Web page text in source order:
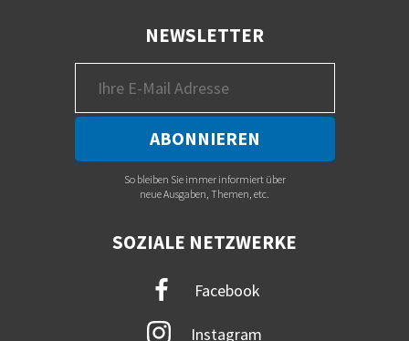
NEWSLETTER
So bleiben Sie immer informiert über
neue Ausgaben, Themen, etc.
SOZIALE NETZWERKE
Facebook
Instagram